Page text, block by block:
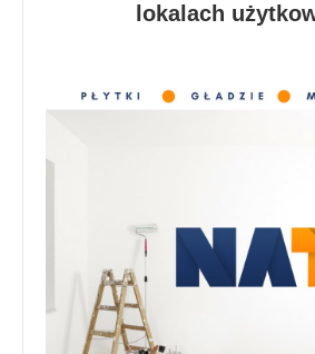
lokalach